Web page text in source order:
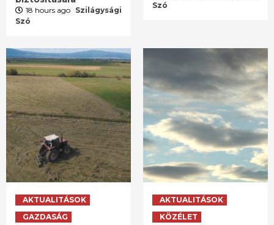
18 hours ago Szilágysági
Szó
Szó
AKTUALITÁSOK
GAZDASÁG
AKTUALITÁSOK
KÖZÉLET